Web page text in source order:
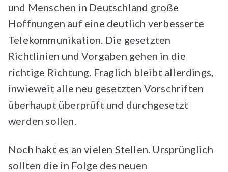
und Menschen in Deutschland große
Hoffnungen auf eine deutlich verbesserte
Telekommunikation. Die gesetzten
Richtlinien und Vorgaben gehen in die
richtige Richtung. Fraglich bleibt allerdings,
inwieweit alle neu gesetzten Vorschriften
überhaupt überprüft und durchgesetzt
werden sollen.
Noch hakt es an vielen Stellen. Ursprünglich
sollten die in Folge des neuen